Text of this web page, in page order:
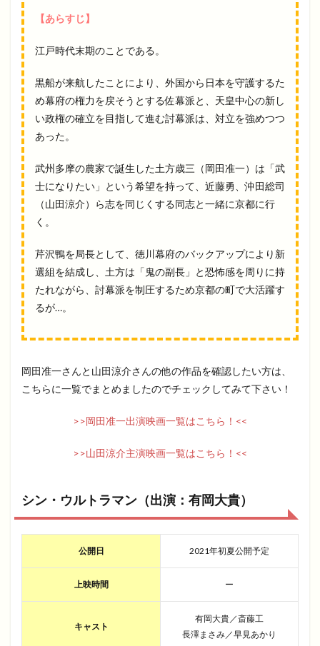
【あらすじ】
江戸時代末期のことである。
黒船が来航したことにより、外国から日本を守護するた
め幕府の権力を戻そうとする佐幕派と、天皇中心の新し
い政権の確立を目指して進む討幕派は、対立を強めつつ
あった。
武州多摩の農家で誕生した土方歳三（岡田准一）は「武
士になりたい」という希望を持って、近藤勇、沖田総司
（山田涼介）ら志を同じくする同志と一緒に京都に行
く。
芹沢鴨を局長として、徳川幕府のバックアップにより新
選組を結成し、土方は「鬼の副長」と恐怖感を周りに持
たれながら、討幕派を制圧するため京都の町で大活躍す
るが…。
岡田准一さんと山田涼介さんの他の作品を確認したい方は、
こちらに一覧でまとめましたのでチェックしてみて下さい！
>>岡田准一出演映画一覧はこちら！<<
>>山田涼介主演映画一覧はこちら！<<
シン・ウルトラマン（出演：有岡大貴）
公開日 2021年初夏公開予定
上映時間 ー
キャスト
有岡大貴／斎藤工
長澤まさみ／早見あかり